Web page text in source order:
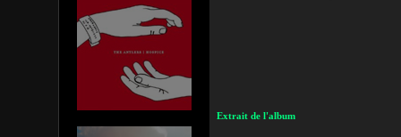
Extrait de l'album